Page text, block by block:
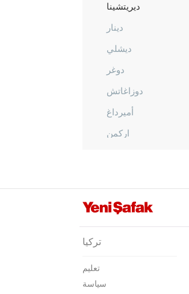
ديريتشينا
دينار
ديشلي
دوغر
دوزاغاتش
أميرداغ
اركمن
غبجالار
تركيا
تعليم
سياسة